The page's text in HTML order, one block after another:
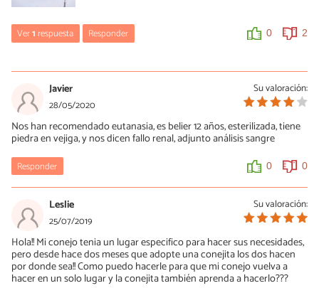
Ver1respuesta Responder 0 2
Tu conejo es un belier francés por la forma de su cabeza y por lo
que pesa.
0
Su valoración:
Javier
28/05/2020
Nos han recomendado eutanasia, es belier 12 años, esterilizada, tiene
piedra en vejiga, y nos dicen fallo renal, adjunto análisis sangre
Responder 0 0
Su valoración:
Leslie
25/07/2019
Hola!! Mi conejo tenia un lugar especifico para hacer sus necesidades,
pero desde hace dos meses que adopte una conejita los dos hacen
por donde sea!! Como puedo hacerle para que mi conejo vuelva a
hacer en un solo lugar y la conejita también aprenda a hacerlo???